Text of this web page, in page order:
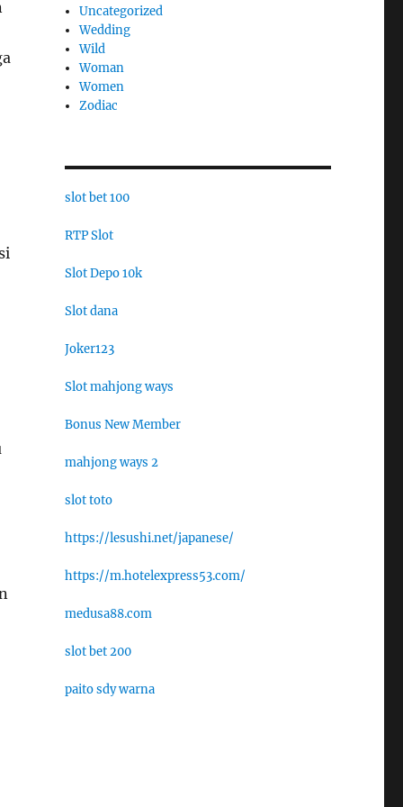
Uncategorized
Wedding
Wild
Woman
Women
Zodiac
slot bet 100
RTP Slot
Slot Depo 10k
Slot dana
Joker123
Slot mahjong ways
Bonus New Member
mahjong ways 2
slot toto
https://lesushi.net/japanese/
https://m.hotelexpress53.com/
medusa88.com
slot bet 200
paito sdy warna